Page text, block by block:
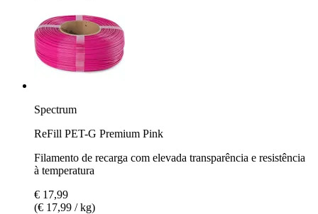
Spectrum
ReFill PET-G Premium Pink
Filamento de recarga com elevada transparência e resistência
à temperatura
€ 17,99
(€ 17,99 / kg)